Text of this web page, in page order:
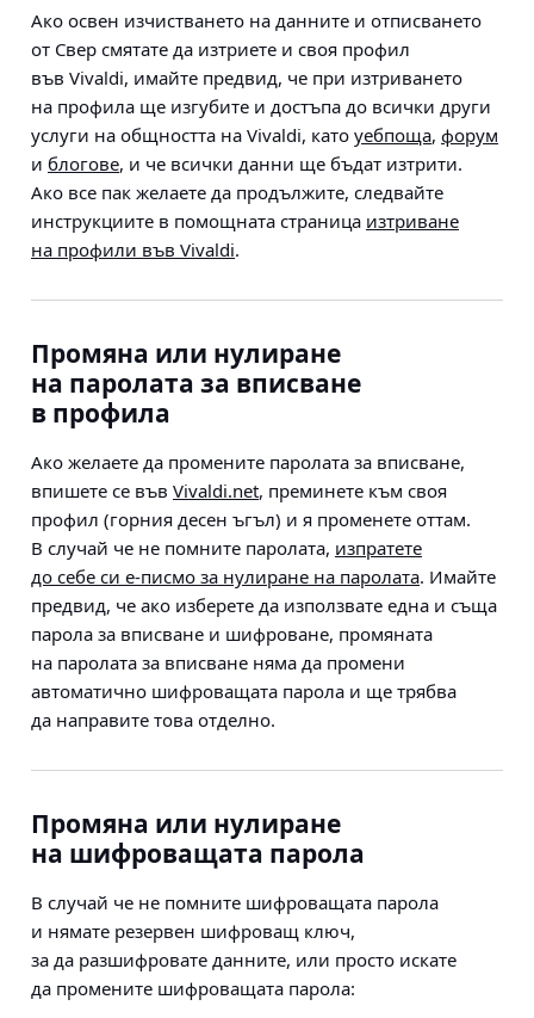
Ако освен изчистването на данните и отписването
от Свер смятате да изтриете и своя профил
във Vivaldi, имайте предвид, че при изтриването
на профила ще изгубите и достъпа до всички други
услуги на общността на Vivaldi, като уебпоща, форум
и блогове, и че всички данни ще бъдат изтрити.
Ако все пак желаете да продължите, следвайте
инструкциите в помощната страница изтриване
на профили във Vivaldi.
Промяна или нулиране
на паролата за вписване
в профила
Ако желаете да промените паролата за вписване,
впишете се във Vivaldi.net, преминете към своя
профил (горния десен ъгъл) и я променете оттам.
В случай че не помните паролата, изпратете
до себе си е-писмо за нулиране на паролата. Имайте
предвид, че ако изберете да използвате една и съща
парола за вписване и шифроване, промяната
на паролата за вписване няма да промени
автоматично шифроващата парола и ще трябва
да направите това отделно.
Промяна или нулиране
на шифроващата парола
В случай че не помните шифроващата парола
и нямате резервен шифроващ ключ,
за да разшифровате данните, или просто искате
да промените шифроващата парола: